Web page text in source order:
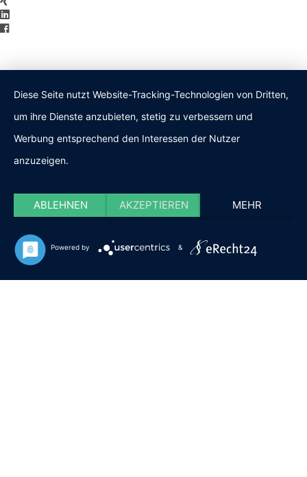
Diese Seite nutzt Website-Tracking-Technologien von Dritten,
um ihre Dienste anzubieten, stetig zu verbessern und
Werbung entsprechend den Interessen der Nutzer
anzuzeigen.
ABLEHNEN AKZEPTIEREN MEHR
Powered by &